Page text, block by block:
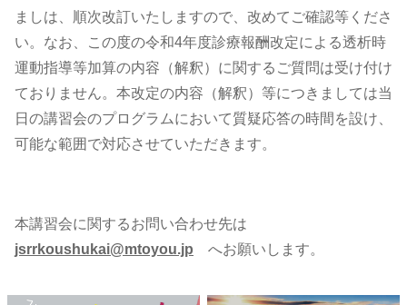
ましは、順次改訂いたしますので、改めてご確認等くださ
い。なお、この度の令和4年度診療報酬改定による透析時
運動指導等加算の内容（解釈）に関するご質問は受け付け
ておりません。本改定の内容（解釈）等につきましては当
日の講習会のプログラムにおいて質疑応答の時間を設け、
可能な範囲で対応させていただきます。
本講習会に関するお問い合わせ先は
jsrrkoushukai@mtoyou.jp
へお願いします。